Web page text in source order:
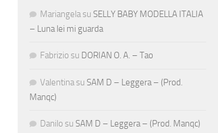
Mariangela su SELLY BABY MODELLA ITALIA
– Luna lei mi guarda
Fabrizio su DORIAN O. A. – Tao
Valentina su SAM D – Leggera – (Prod.
Manqc)
Danilo su SAM D – Leggera – (Prod. Manqc)